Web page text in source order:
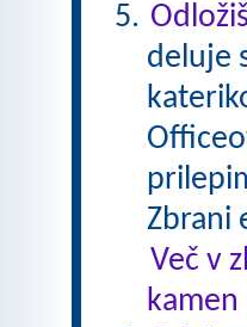
deluje
Zbrani
Več v
kamen